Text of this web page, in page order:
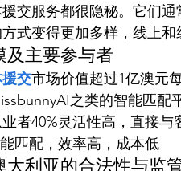
交服务都很隐秘。它们
式变得更加多样，线上
及主要参与者
交市场价值超过1亿澳元
之类的智能匹
者40%灵活性高，直接
匹配，效率高，成本低
大利亚的合法性与监